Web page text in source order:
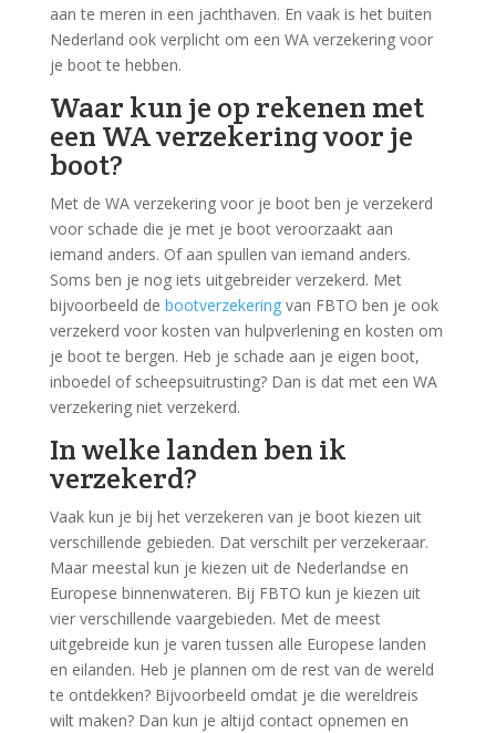
aan te meren in een jachthaven. En vaak is het buiten
Nederland ook verplicht om een WA verzekering voor
je boot te hebben.
Waar kun je op rekenen met
een WA verzekering voor je
boot?
Met de WA verzekering voor je boot ben je verzekerd
voor schade die je met je boot veroorzaakt aan
iemand anders. Of aan spullen van iemand anders.
Soms ben je nog iets uitgebreider verzekerd. Met
bijvoorbeeld de bootverzekeringvan FBTO ben je ook
verzekerd voor kosten van hulpverlening en kosten om
je boot te bergen. Heb je schade aan je eigen boot,
inboedel of scheepsuitrusting? Dan is dat met een WA
verzekering niet verzekerd.
In welke landen ben ik
verzekerd?
Vaak kun je bij het verzekeren van je boot kiezen uit
verschillende gebieden. Dat verschilt per verzekeraar.
Maar meestal kun je kiezen uit de Nederlandse en
Europese binnenwateren. Bij FBTO kun je kiezen uit
vier verschillende vaargebieden. Met de meest
uitgebreide kun je varen tussen alle Europese landen
en eilanden. Heb je plannen om de rest van de wereld
te ontdekken? Bijvoorbeeld omdat je die wereldreis
wilt maken? Dan kun je altijd contact opnemen en